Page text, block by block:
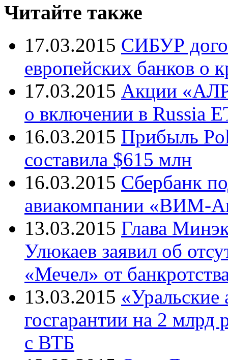
Читайте также
17.03.2015 СИБУР
европейских банков о
17.03.2015 Акции
о включении в Russia
16.03.2015 Прибыль
составила $615 млн
16.03.2015 Сбербанк
авиакомпании «ВИМ-
13.03.2015 Глава
Улюкаев заявил об
«Мечел» от
13.03.2015 «Уральские
госгарантии на 2 млрд
с ВТБ